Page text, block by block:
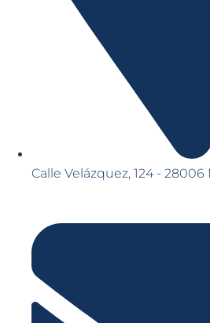
Calle Velázquez, 124 - 28006